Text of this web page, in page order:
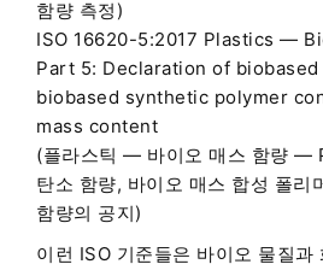
함량 측정)
ISO 16620-5:2017 Plastics —
Part 5: Declaration of
biobased synthetic polymer
mass content
(플라스틱 — 바이오 매스 함량 —
탄소 함량, 바이오 매스 합성 폴리
함량의 공지)
이런 ISO 기준들은 바이오 물질과